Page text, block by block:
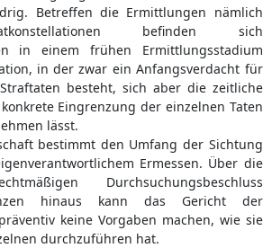
Betreffen die Ermittlungen nämlich
befinden sich
in einem frühen Ermittlungsstadium
in der zwar ein Anfangsverdacht für
besteht, sich aber die zeitliche
Eingrenzung der einzelnen Taten
lässt.
bestimmt den Umfang der Sichtung
Ermessen. Über die
Durchsuchungsbeschluss
hinaus kann das Gericht der
keine Vorgaben machen, wie sie
durchzuführen hat.